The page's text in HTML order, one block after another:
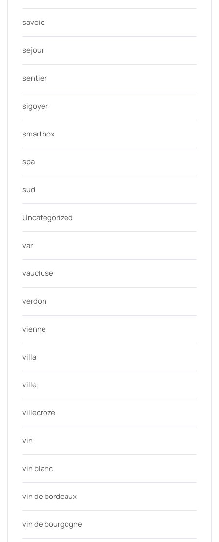
savoie
sejour
sentier
sigoyer
smartbox
spa
sud
Uncategorized
var
vaucluse
verdon
vienne
villa
ville
villecroze
vin
vin blanc
vin de bordeaux
vin de bourgogne